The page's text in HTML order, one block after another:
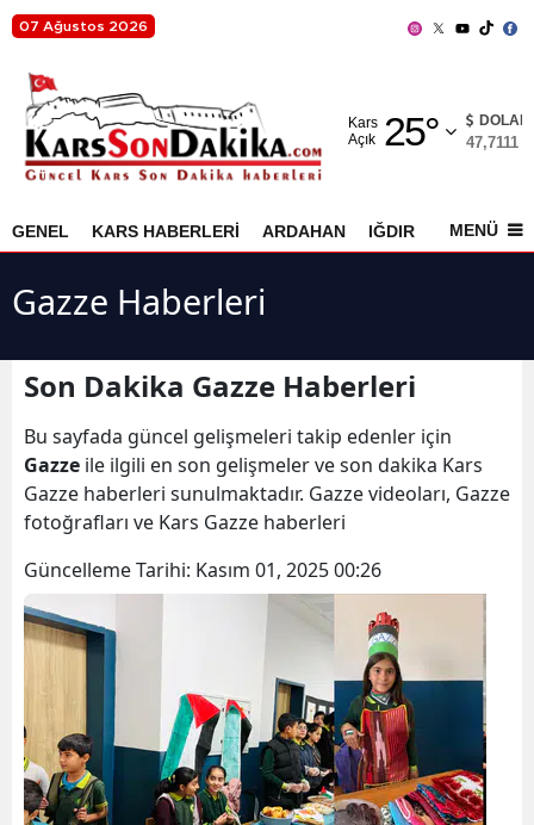
07 Ağustos 2026
Kars
Açık 25°
Adıyaman
Ağrı
Antalya
Aydın
Bilecik
Bingöl
Bitlis
Bolu
Burdur
Bursa
DOLAR
47,7111
GENEL KARS HABERLERİ ARDAHAN IĞDIR AKYAKA
MENÜ
Gazze Haberleri
Son Dakika Gazze Haberleri
Bu sayfada güncel gelişmeleri takip edenler için
Gazze ile ilgili en son gelişmeler ve son dakika Kars
Gazze haberleri sunulmaktadır. Gazze videoları, Gazze
fotoğrafları ve Kars Gazze haberleri
Güncelleme Tarihi: Kasım 01, 2025 00:26